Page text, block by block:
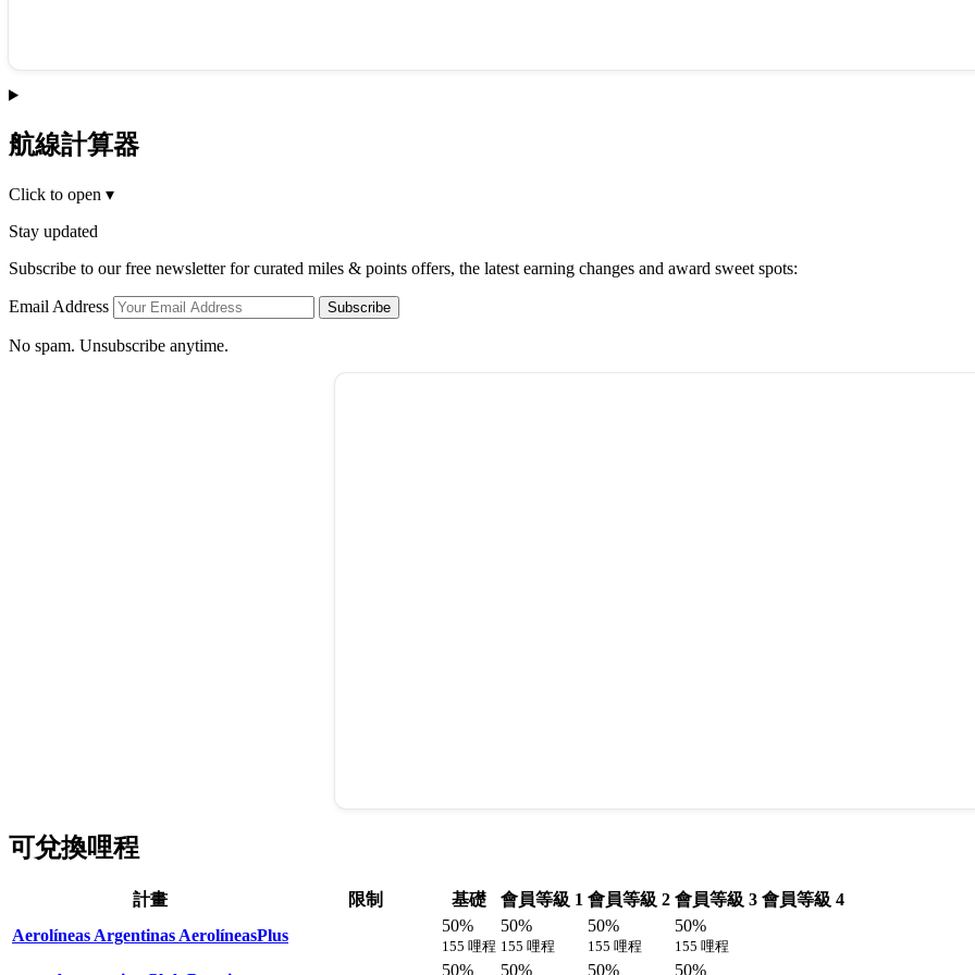
航線計算器
Click to open ▾
Stay updated
Subscribe to our free newsletter for curated miles & points offers, the latest earning changes and award sweet spots:
Email Address Subscribe
No spam. Unsubscribe anytime.
可兌換哩程
計畫 限制 基礎 會員等級 1 會員等級 2 會員等級 3 會員等級 4
Aerolíneas Argentinas AerolíneasPlus
50%
155 哩程
50%
155 哩程
50%
155 哩程
50%
155 哩程
50% 50% 50% 50%